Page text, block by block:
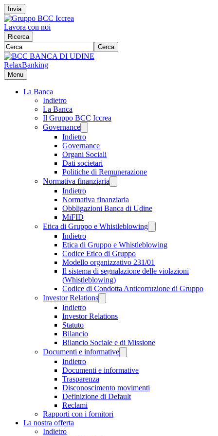
Invia
Lavora con noi
Ricerca
Cerca
RelaxBanking
Menu
La Banca
Indietro
La Banca
Il Gruppo BCC Iccrea
Governance
Indietro
Governance
Organi Sociali
Dati societari
Politiche di Remunerazione
Normativa finanziaria
Indietro
Normativa finanziaria
Obbligazioni Banca di Udine
MiFID
Etica di Gruppo e Whistleblowing
Indietro
Etica di Gruppo e Whistleblowing
Codice Etico di Gruppo
Modello organizzativo 231/01
Il sistema di segnalazione delle violazioni
(Whistleblowing)
Codice di Condotta Anticorruzione di Gruppo
Investor Relations
Indietro
Investor Relations
Statuto
Bilancio
Bilancio Sociale e di Missione
Documenti e informative
Indietro
Documenti e informative
Trasparenza
Disconoscimento movimenti
Definizione di Default
Reclami
Rapporti con i fornitori
La nostra offerta
Indietro